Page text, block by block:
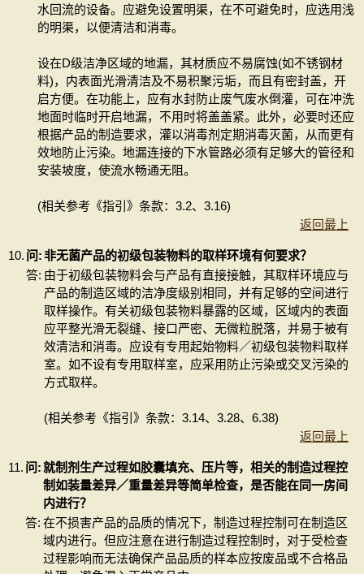
水回流的设备。应避免设置明渠，在不可避免时，应选用浅
的明渠，以便清洁和消毒。
设在D级洁净区域的地漏，其材质应不易腐蚀(如不锈钢材
料)，内表面光滑清洁及不易积聚污垢，而且有密封盖，开
启方便。在功能上，应有水封防止废气废水倒灌，可在冲洗
地面时临时开启地漏，不用时将盖盖紧。此外，必要时还应
根据产品的制造要求，灌以消毒剂定期消毒灭菌，从而更有
效地防止污染。地漏连接的下水管路必须有足够大的管径和
安装坡度，使流水畅通无阻。
(相关参考《指引》条款：3.2、3.16)
返回最上
10. 问:非无菌产品的初级包装物料的取样环境有何要求？
答: 由于初级包装物料会与产品有直接接触，其取样环境应与
产品的制造区域的洁净度级别相同，并有足够的空间进行
取样操作。有关初级包装物料暴露的区域，区域内的表面
应平整光滑无裂缝、接口严密、无微粒脱落，并易于被有
效清洁和消毒。应设有专用起始物料／初级包装物料取样
室。如不设有专用取样室，应采用防止污染或交叉污染的
方式取样。
(相关参考《指引》条款：3.14、3.28、6.38)
返回最上
11. 问:就制剂生产过程如胶囊填充、压片等，相关的制造过程控
制如装量差异／重量差异等简单检查，是否能在同一房间
内进行？
答: 在不损害产品的品质的情况下，制造过程控制可在制造区
域内进行。但应注意在进行制造过程控制时，对于受检查
过程影响而无法确保产品品质的样本应按废品或不合格品